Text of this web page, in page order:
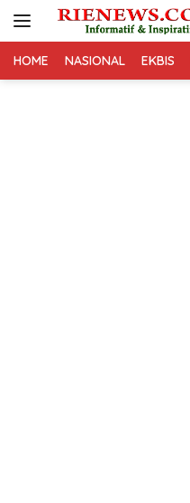
HOME NASIONAL EKBIS